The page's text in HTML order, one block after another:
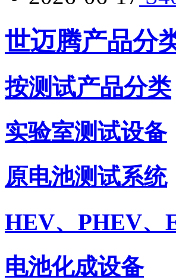
世迈腾产品分
按测试产品分类
实验室测试设备
原电池测试系统
HEV、PHEV、
电池化成设备